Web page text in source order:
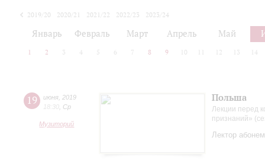
2019/20 2020/21 2021/22 2022/23
2023/24
Январь Февраль Март Апрель Май
1 2 3 4 5 6 7 8 9 10 12 13 14
19 июня 2019
18:30 Ср
Музиторий
Польша
Лекции перед
признаний»
Лектор